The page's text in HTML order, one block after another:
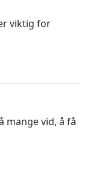
viktig for
mange vid, å få